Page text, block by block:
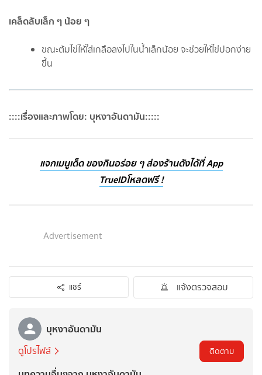
เคล็ดลับเล็ก ๆ น้อย ๆ
ขณะต้มไข่ให้ใส่เกลือลงไปในน้ำเล็กน้อย จะช่วยให้ไข่ปอกง่าย
ขึ้น
::::เรื่องและภาพโดย: บุหงาอันดามัน:::::
แจกเมนูเด็ด ของกินอร่อย ๆ ส่องร้านดังได้ที่ App
TrueIDโหลดฟรี !
Advertisement
แชร์ แจ้งตรวจสอบ
บุหงาอันดามัน
ดูโปรไฟล์ ติดตาม